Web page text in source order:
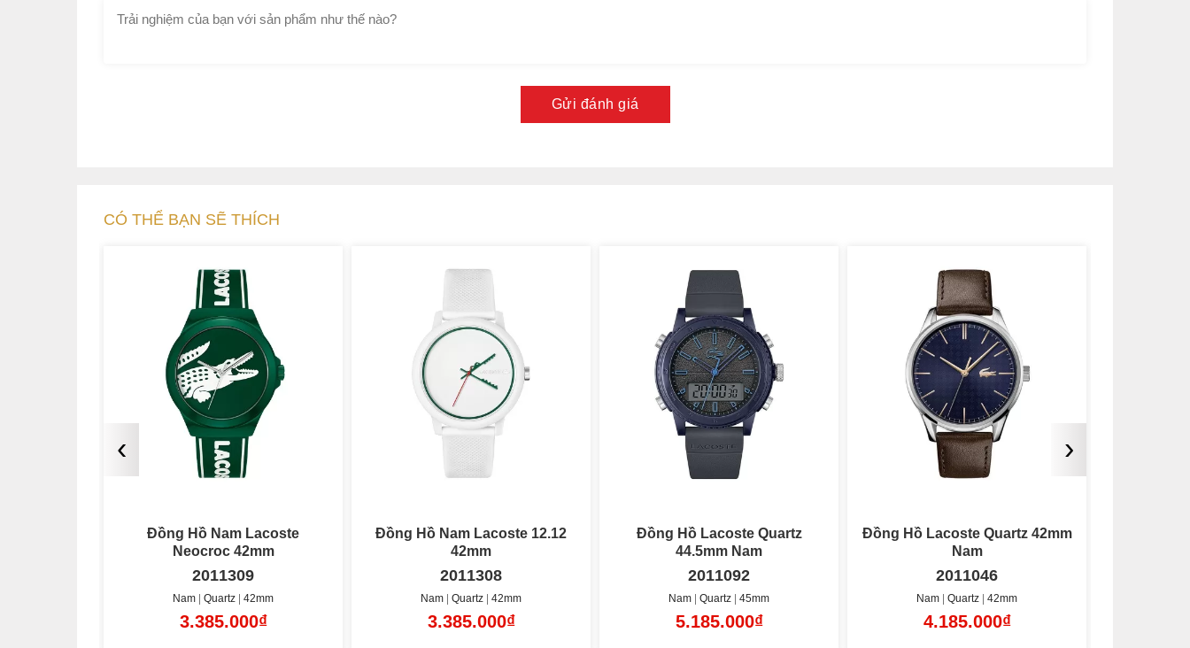
Gửi đánh giá
CÓ THỂ BẠN SẼ THÍCH
Đồng Hồ Nam Lacoste 12.12
42mm
2011308
Nam Quartz 42mm
3.385.000₫
Đồng Hồ Lacoste Quartz
44.5mm Nam
2011092
Nam Quartz 45mm
5.185.000₫
Đồng Hồ Lacoste Quartz 42mm
Nam
2011046
Nam Quartz 42mm
4.185.000₫
Đồng Hồ Nam Lacoste 12.12
42mm
2011134
Nam Quartz 42mm
4.185.000₫
‹ ›